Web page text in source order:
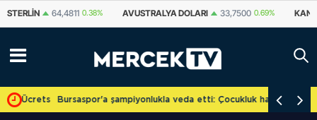
STERLIN 64,4811 0.38% AVUSTRALYA DOLARI 33,7500 0.69%
ÜcretsizBursaspor'a şampiyonlukla veda etti: Çocukluk hayalini